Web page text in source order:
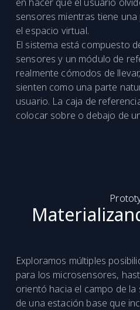
sensores mientras tiene
el espacio virtual.
El sistema está compuesto
sensores y un módulo de
realmente cómodos de
sienten como una parte
usuario. La caja de
colocar sobre o debajo de
Exploramos múltiples
para los microsensores,
orientó hacia el campo de la
de una estación base que